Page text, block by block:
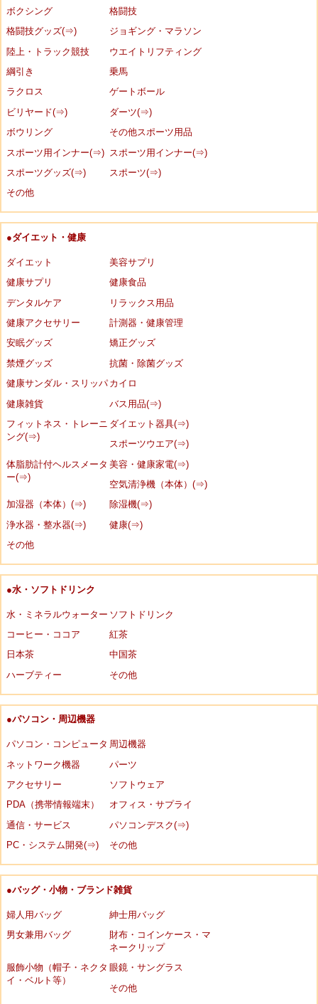
ボクシング
格闘技
格闘技グッズ(⇒)
ジョギング・マラソン
陸上・トラック競技
ウエイトリフティング
綱引き
乗馬
ラクロス
ゲートボール
ビリヤード(⇒)
ダーツ(⇒)
ボウリング
その他スポーツ用品
スポーツ用インナー(⇒)
スポーツ用インナー(⇒)
スポーツグッズ(⇒)
スポーツ(⇒)
その他
●ダイエット・健康
ダイエット
美容サプリ
健康サプリ
健康食品
デンタルケア
リラックス用品
健康アクセサリー
計測器・健康管理
安眠グッズ
矯正グッズ
禁煙グッズ
抗菌・除菌グッズ
健康サンダル・スリッパ カイロ
健康雑貨
バス用品(⇒)
フィットネス・トレーニ
ング(⇒)
ダイエット器具(⇒)
スポーツウエア(⇒)
体脂肪計付ヘルスメータ
ー(⇒)
美容・健康家電(⇒)
空気清浄機（本体）(⇒)
加湿器（本体）(⇒)
除湿機(⇒)
浄水器・整水器(⇒)
健康(⇒)
その他
●水・ソフトドリンク
水・ミネラルウォーター ソフトドリンク
コーヒー・ココア
紅茶
日本茶
中国茶
ハーブティー
その他
●パソコン・周辺機器
パソコン・コンピュータ 周辺機器
ネットワーク機器
パーツ
アクセサリー
ソフトウェア
PDA（携帯情報端末）
オフィス・サプライ
通信・サービス
パソコンデスク(⇒)
PC・システム開発(⇒)
その他
●バッグ・小物・ブランド雑貨
婦人用バッグ
紳士用バッグ
男女兼用バッグ
財布・コインケース・マ
ネークリップ
服飾小物（帽子・ネクタ
イ・ベルト等）
眼鏡・サングラス
その他